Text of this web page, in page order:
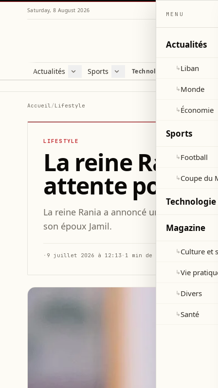
Saturday, 8 August 2026
Actualités
Liban
Sports
Football
Technologie et sciences
Accueil/Lifestyle
LIFESTYLE
La reine Rania
attente pour la
La reine Rania a annoncé une nouvelle
son époux Jamil.
· 9 juillet 2026 à 12:13 · 1 min de lecture
MENU
Actualités
↳Liban
↳Monde
↳Économie
Sports
↳Football
↳Coupe du
Technologie
Magazine
↳Culture et
↳Vie
↳Divers
↳Santé